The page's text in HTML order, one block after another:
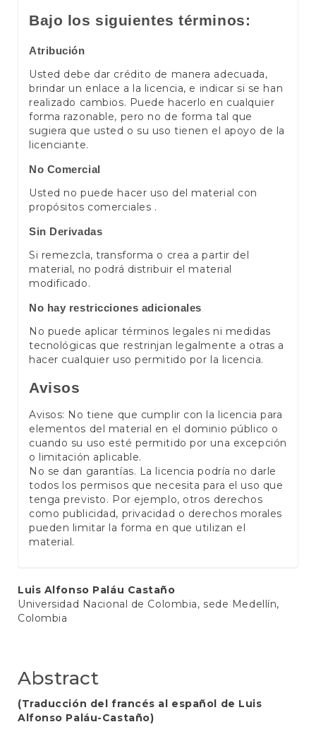
Bajo los siguientes términos:
Atribución
Usted debe dar crédito de manera adecuada,
brindar un enlace a la licencia, e indicar si se han
realizado cambios. Puede hacerlo en cualquier
forma razonable, pero no de forma tal que
sugiera que usted o su uso tienen el apoyo de la
licenciante.
No Comercial
Usted no puede hacer uso del material con
propósitos comerciales .
Sin Derivadas
Si remezcla, transforma o crea a partir del
material, no podrá distribuir el material
modificado.
No hay restricciones adicionales
No puede aplicar términos legales ni medidas
tecnológicas que restrinjan legalmente a otras a
hacer cualquier uso permitido por la licencia.
Avisos
Avisos: No tiene que cumplir con la licencia para
elementos del material en el dominio público o
cuando su uso esté permitido por una excepción
o limitación aplicable.
No se dan garantías. La licencia podría no darle
todos los permisos que necesita para el uso que
tenga previsto. Por ejemplo, otros derechos
como publicidad, privacidad o derechos morales
pueden limitar la forma en que utilizan el
material.
Main
Article
Luis Alfonso Paláu Castaño
Universidad Nacional de Colombia, sede Medellín,
Colombia
Abstract
(Traducción del francés al español de Luis
Alfonso Paláu-Castaño)